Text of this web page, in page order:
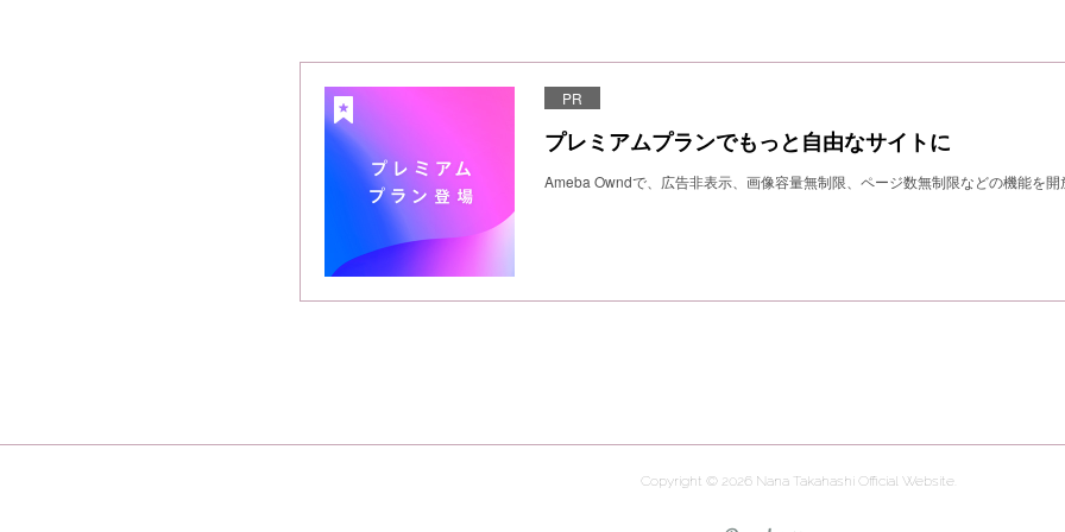
PR
プレミアムプランでもっと自由なサイトに
Ameba Owndで、広告非表示、画像容量無制限、ページ数無制限などの機能を開
Copyright © 2026 Nana Takahashi Official Website